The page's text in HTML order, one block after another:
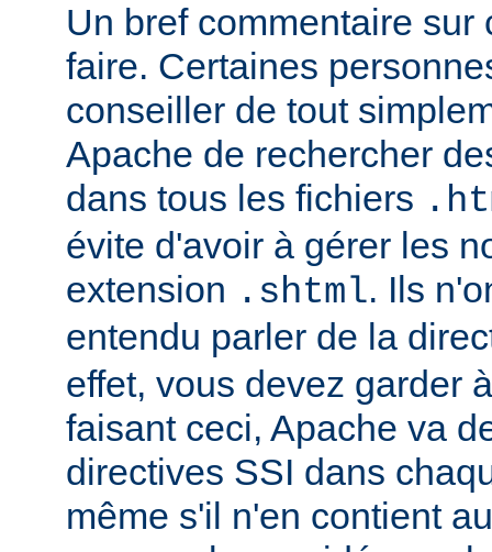
Un bref commentaire sur
faire. Certaines
conseiller de tout
Apache de rechercher
dans tous les fichiers
évite d'avoir à gérer les
extension .shtml. Ils
entendu parler de la
effet, vous devez garder
faisant ceci, Apache va
directives SSI dans
même s'il n'en contient